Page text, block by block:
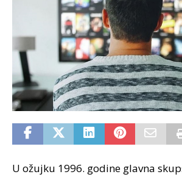
U ožujku 1996. godine glavna